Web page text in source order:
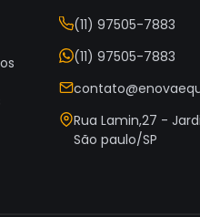
(11) 97505-7883
(11) 97505-7883
Rua Lamin,27 -
São paulo/SP